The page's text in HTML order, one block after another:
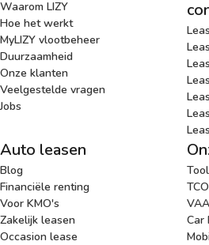
Waarom LIZY
Hoe het werkt
MyLIZY vlootbeheer
Duurzaamheid
Onze klanten
Veelgestelde vragen
Jobs
Auto leasen
Blog
Financiële renting
Voor KMO's
Zakelijk leasen
Occasion lease
Car